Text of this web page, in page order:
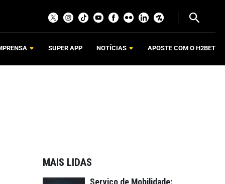
SUPER APP NOTÍCIAS APOSTE COM O H2BET
MAIS LIDAS
Serviço de Mobilidade: